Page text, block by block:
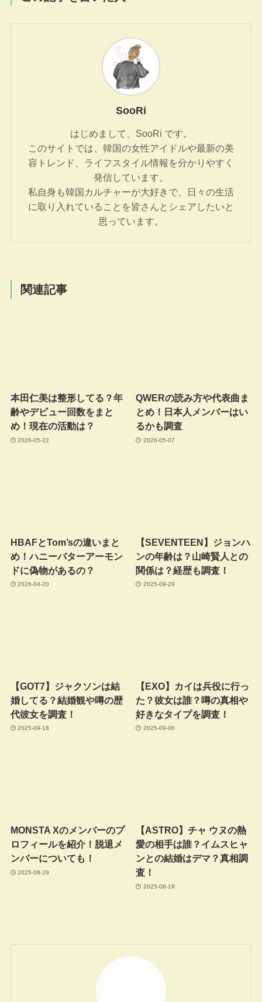
SooRi
はじめまして、SooRi です。
このサイトでは、韓国の女性アイドルや最新の美
容トレンド、ライフスタイル情報を分かりやすく
発信しています。
私自身も韓国カルチャーが大好きで、日々の生活
に取り入れていることを皆さんとシェアしたいと
思っています。
関連記事
本田仁美は整形してる？年
齢やデビュー回数をまと
め！現在の活動は？
2026-05-22
QWERの読み方や代表曲ま
とめ！日本人メンバーはい
るかも調査
2026-05-07
HBAFとTom’sの違いまと
め！ハニーバターアーモン
ドに偽物があるの？
2026-04-20
【SEVENTEEN】ジョンハ
ンの年齢は？山崎賢人との
関係は？経歴も調査！
2025-09-29
【GOT7】ジャクソンは結
婚してる？結婚観や噂の歴
代彼女を調査！
2025-09-18
【EXO】カイは兵役に行っ
た？彼女は誰？噂の真相や
好きなタイプを調査！
2025-09-06
MONSTA Xのメンバーのプ
ロフィールを紹介！脱退メ
ンバーについても！
2025-08-29
【ASTRO】チャ ウヌの熱
愛の相手は誰？イムスヒャ
ンとの結婚はデマ？真相調
査！
2025-08-19